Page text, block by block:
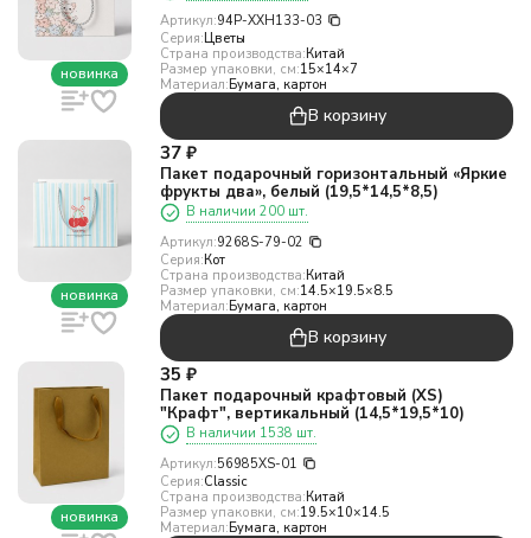
новинка
Артикул:94P-XXH133-03
Серия:Цветы
Страна производства:Китай
Размер упаковки, см:15×14×7
Материал:Бумага, картон
В корзину
новинка
37 ₽
Пакет подарочный горизонтальный «Яркие
фрукты два», белый (19,5*14,5*8,5)
В наличии 200 шт.
Артикул:9268S-79-02
Серия:Кот
Страна производства:Китай
Размер упаковки, см:14.5×19.5×8.5
Материал:Бумага, картон
В корзину
новинка
35 ₽
Пакет подарочный крафтовый (XS)
"Крафт", вертикальный (14,5*19,5*10)
В наличии 1538 шт.
Артикул:56985XS-01
Серия:Classic
Страна производства:Китай
Размер упаковки, см:19.5×10×14.5
Материал:Бумага, картон